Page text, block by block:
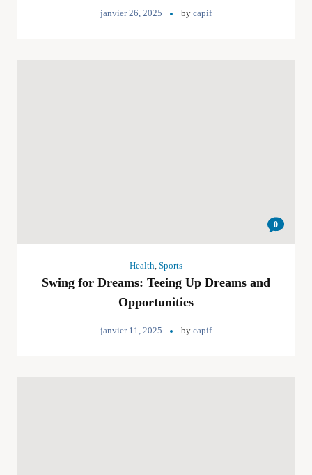
janvier 26, 2025 by capif
0
Health, Sports
Swing for Dreams: Teeing Up Dreams and
Opportunities
janvier 11, 2025 by capif